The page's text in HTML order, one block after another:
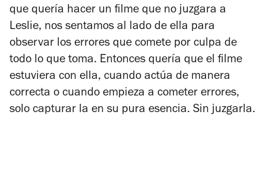
que quería hacer un filme que no juzgara a
Leslie, nos sentamos al lado de ella para
observar los errores que comete por culpa de
todo lo que toma. Entonces quería que el filme
estuviera con ella, cuando actúa de manera
correcta o cuando empieza a cometer errores,
solo capturar la en su pura esencia. Sin juzgarla.